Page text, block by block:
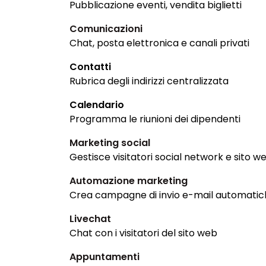
Pubblicazione eventi, vendita biglietti
Comunicazioni
Chat, posta elettronica e canali privati
Contatti
Rubrica degli indirizzi centralizzata
Calendario
Programma le riunioni dei dipendenti
Marketing social
Gestisce visitatori social network e sito
Automazione marketing
Crea campagne di invio e-mail
Livechat
Chat con i visitatori del sito web
Appuntamenti